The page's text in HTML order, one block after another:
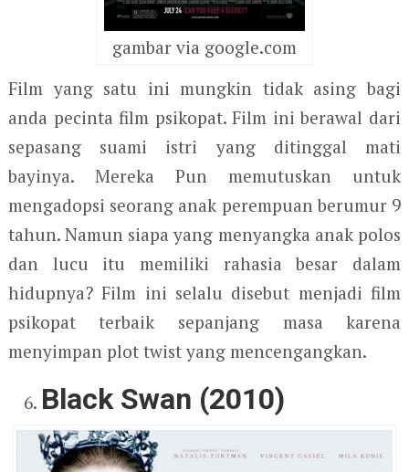
gambar via google.com
Film yang satu ini mungkin tidak asing bagi
anda pecinta film psikopat. Film ini berawal dari
sepasang suami istri yang ditinggal mati
bayinya. Mereka Pun memutuskan untuk
mengadopsi seorang anak perempuan berumur 9
tahun. Namun siapa yang menyangka anak polos
dan lucu itu memiliki rahasia besar dalam
hidupnya? Film ini selalu disebut menjadi film
psikopat terbaik sepanjang masa karena
menyimpan plot twist yang mencengangkan.
Black Swan (2010)